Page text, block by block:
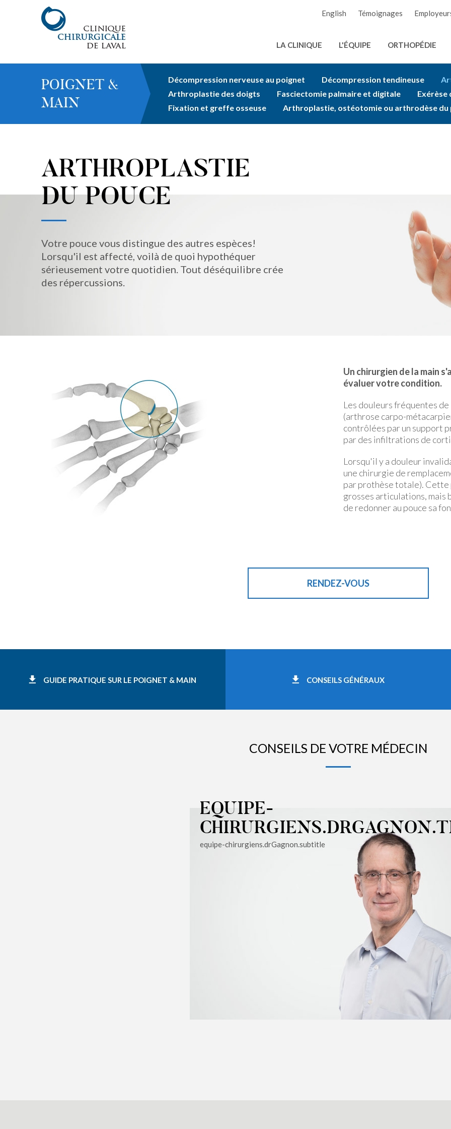
English Témoignages
LA CLINIQUE L'ÉQUIPE ORTHOPÉDIE
POIGNET &
MAIN
Décompression nerveuse au poignet Décompression tendineuse
Arthroplastie des doigts
Fasciectomie palmaire et digitale Exérèse
Fixation et greffe osseuse
Arthroplastie, ostéotomie ou arthrodèse du
ARTHROPLASTIE
DU POUCE
Votre pouce vous distingue des autres espèces!
Lorsqu'il est affecté, voilà de quoi hypothéquer
sérieusement votre quotidien. Tout déséquilibre crée
des répercussions.
Un chirurgien de la main
évaluer votre condition.
Les douleurs fréquentes
(arthrose carpo-
contrôlées par un support
par des infiltrations de
Lorsqu'il y a douleur
une chirurgie de
par prothèse totale). Cette
grosses articulations,
de redonner au pouce sa
RENDEZ-VOUS
GUIDE PRATIQUE SUR LE POIGNET & MAIN CONSEILS GÉNÉRAUX
CONSEILS DE VOTRE MÉDECIN
EQUIPE-
equipe-chirurgiens.drGagnon.subtitle